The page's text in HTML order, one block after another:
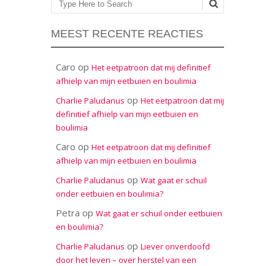
Zoeken
MEEST RECENTE REACTIES
Caro op Het eetpatroon dat mij definitief
afhielp van mijn eetbuien en boulimia
Charlie Paludanus op Het eetpatroon dat mij
definitief afhielp van mijn eetbuien en
boulimia
Caro op Het eetpatroon dat mij definitief
afhielp van mijn eetbuien en boulimia
Charlie Paludanus op Wat gaat er schuil
onder eetbuien en boulimia?
Petra op Wat gaat er schuil onder eetbuien
en boulimia?
Charlie Paludanus op Liever onverdoofd
door het leven – over herstel van een